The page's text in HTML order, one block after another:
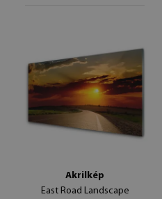
Akrilkép
East Road Landscape